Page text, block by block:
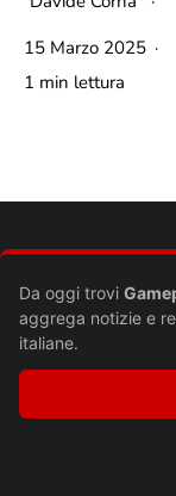
15 Marzo 2025 ·
1 min lettura
Da oggi trovi
aggrega notizie e
italiane.